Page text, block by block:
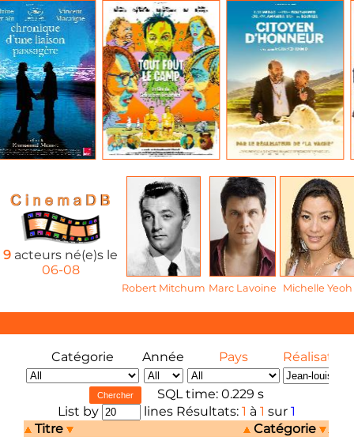
9 acteurs né(e)s le
06-08
Robert Mitchum Marc Lavoine Michelle Yeoh
Catégorie Année Pays Réalisateur
SQL time: 0.229 s
List by
lines Résultats: 1 à 1 sur 1
Titre
Catégorie